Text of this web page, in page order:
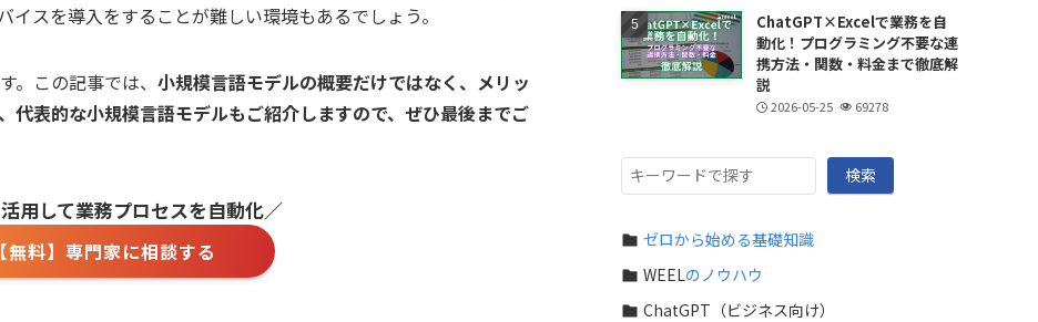
スを導入をすることが難しい環境もあるでしょう。
。この記事では、 小規模言語モデルの概要だけではなく、メリッ
代表的な小規模言語モデルもご紹介しますので、ぜひ最後までご
用して業務プロセスを自動化／
【無料】専門家に相談する
ChatGPT×Excelで業務を自
動化！プログラミング不要な連
携方法・関数・料金まで徹底解
説
2026-05-25 69278
検
索
検索
ゼロから始める基礎知識
WEELのノウハウ
ChatGPT（ビジネス向け）